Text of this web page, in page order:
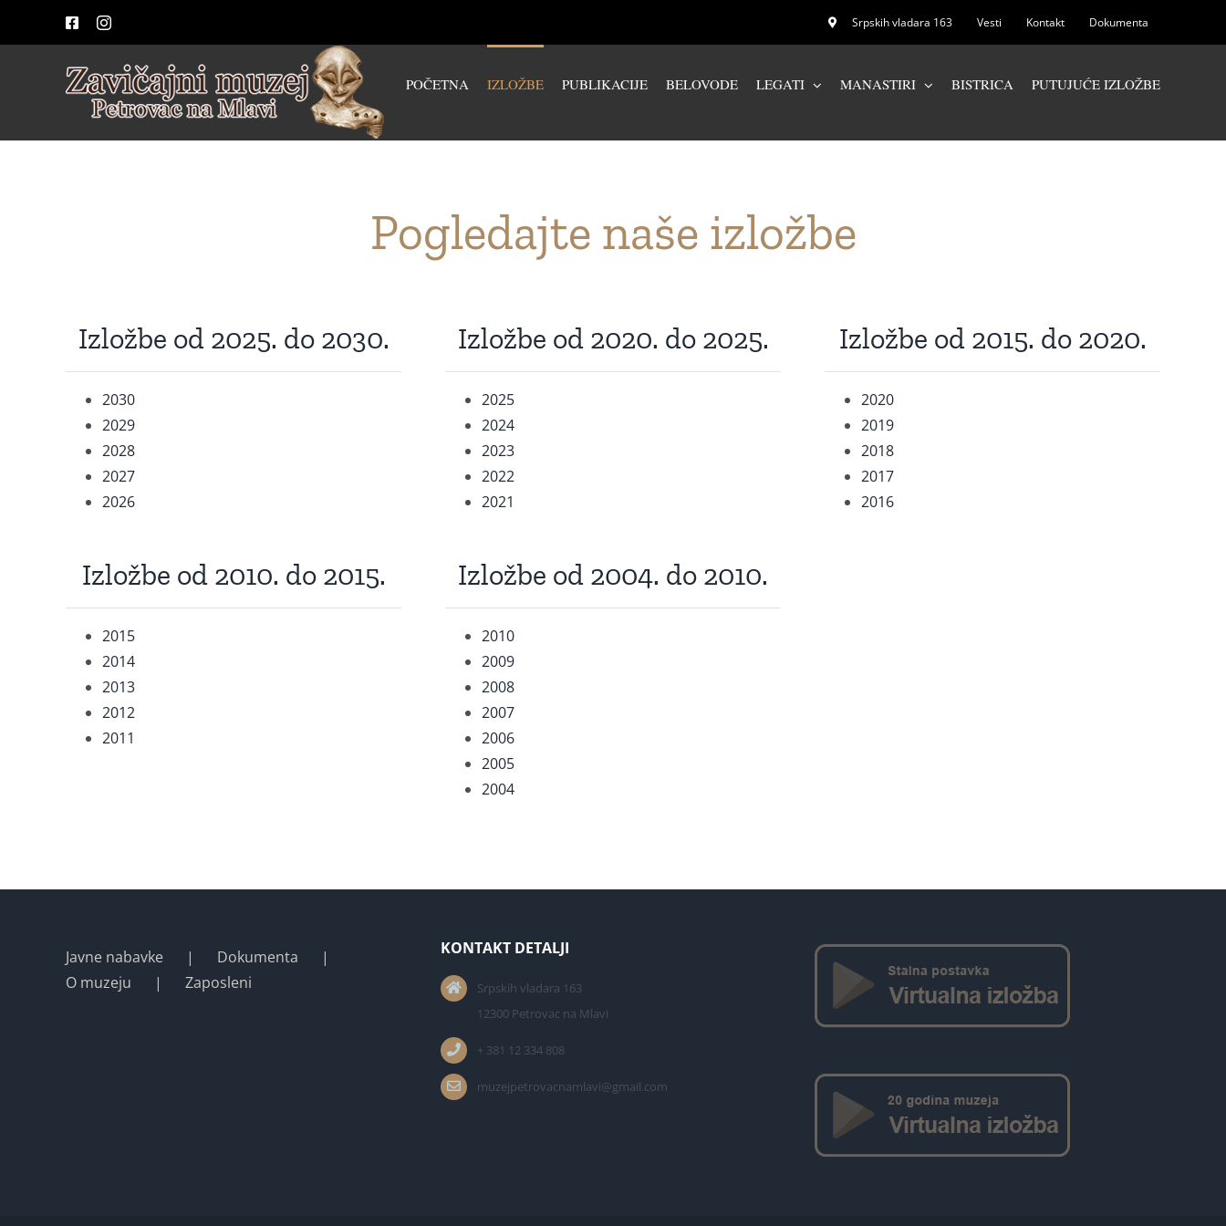
FacebookInstagram Srpskih vladara 163 Vesti Kontakt Dokumenta
POČETNA IZLOŽBE PUBLIKACIJE BELOVODE LEGATI MANASTIRI BISTRICA PUTUJUĆE IZLOŽBE
Pogledajte naše izložbe
Izložbe od 2025. do 2030.
2030
2029
2028
2027
2026
Izložbe od 2020. do 2025.
2025
2024
2023
2022
2021
Izložbe od 2015. do 2020.
2020
2019
2018
2017
2016
Izložbe od 2010. do 2015.
2015
2014
2013
2012
2011
Izložbe od 2004. do 2010.
2010
2009
2008
2007
2006
2005
2004
Javne nabavke
Dokumenta
O muzeju
Zaposleni
KONTAKT DETALJI
Srpskih vladara 163
12300 Petrovac na Mlavi
+ 381 12 334 808
muzejpetrovacnamlavi@gmail.com